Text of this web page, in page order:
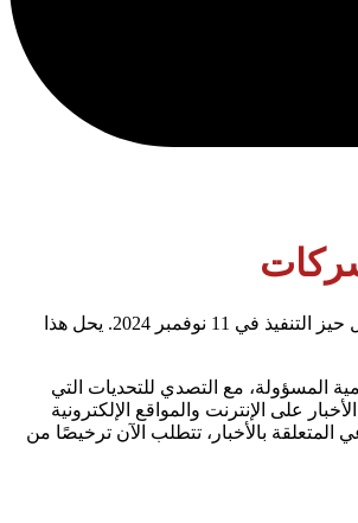
الذي دخل حيز التنفيذ في 11 نوفمبر 2024. يحل هذا
المسؤولة، مع التصدي للتحديات التي
على الإنترنت والمواقع الإلكترونية
بالأخبار، تتطلب الآن ترخيصًا من